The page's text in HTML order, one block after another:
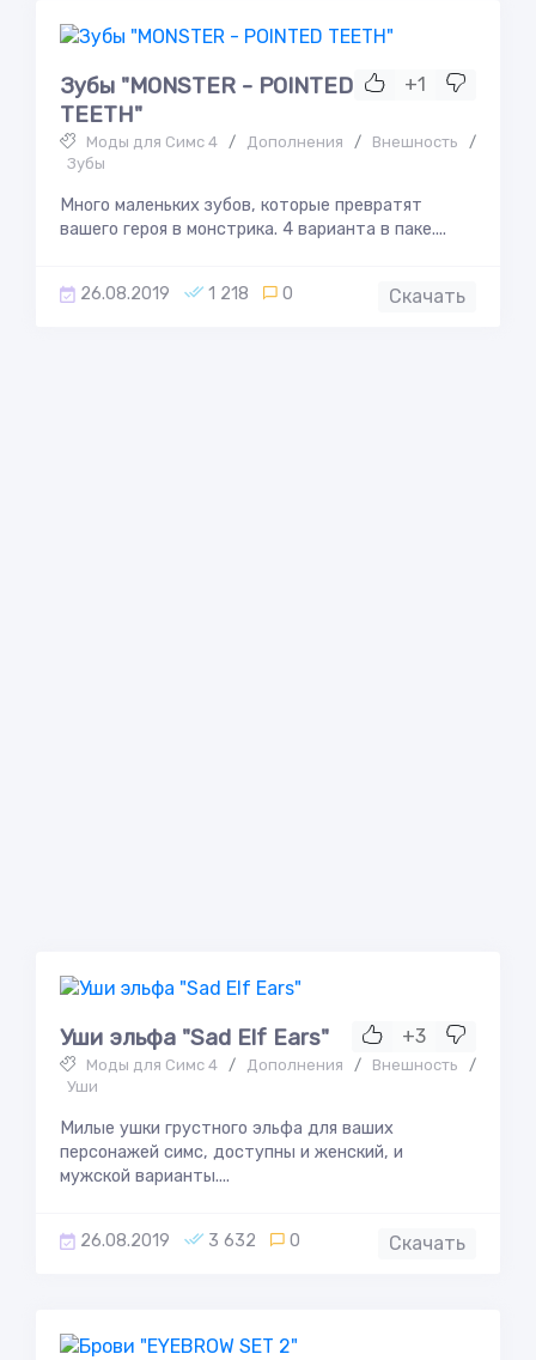
+1
Зубы "MONSTER - POINTED
TEETH"
Моды для Симс 4 / Дополнения / Внешность
/
Зубы
Много маленьких зубов, которые превратят
вашего героя в монстрика. 4 варианта в паке....
26.08.2019 1 218 0 Скачать
+3
Уши эльфа "Sad Elf Ears"
Моды для Симс 4 / Дополнения / Внешность
/
Уши
Милые ушки грустного эльфа для ваших
персонажей симс, доступны и женский, и
мужской варианты....
26.08.2019 3 632 0 Скачать